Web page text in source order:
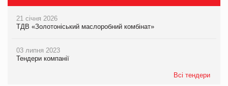
21 січня 2026
ТДВ «Золотоніський маслоробний комбінат»
03 липня 2023
Тендери компанії
Всі тендери